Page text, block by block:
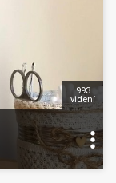
993
videní